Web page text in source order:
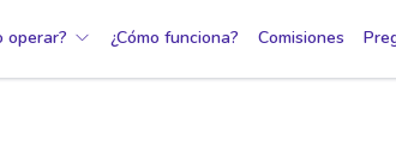
operar? ¿Cómo funciona? Comisiones